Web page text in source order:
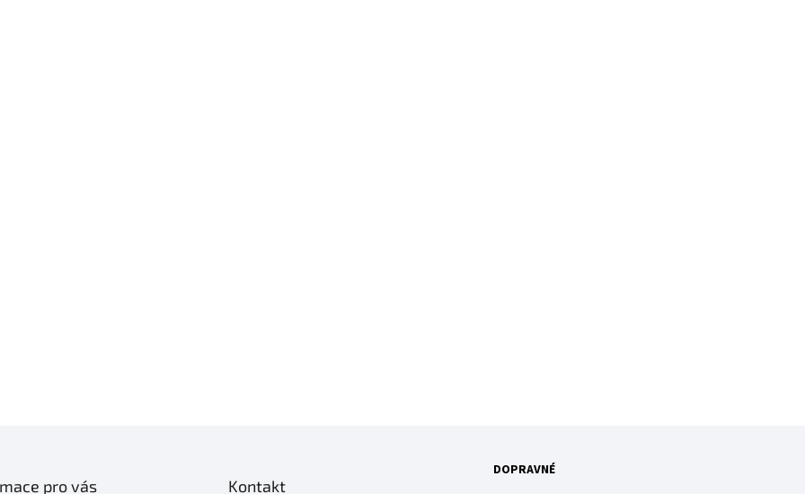
pro vás Kontakt
DOPRAVNÉ